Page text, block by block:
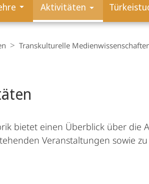
Aktivitäten
Transkulturelle
bietet einen Überblick über die
Veranstaltungen sowie